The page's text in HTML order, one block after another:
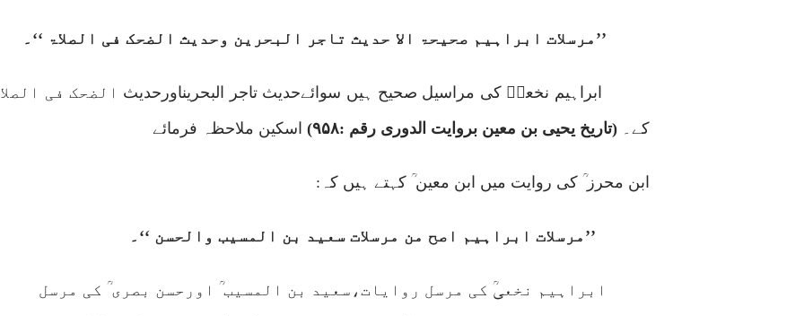
’’ مرسلات ابراہیم صحیحۃ الا حدیث تاجر البحرین وحدیث الضحک فی الصلاۃ ‘‘۔
ابراہیم نخعیؒ کی مراسیل صحیح ہیں سوائےحدیثتاجر البحریناورحدیث الضحک فی
کے۔ (تاریخ یحیی بن معین بروایت الدوری رقم :۹۵۸) اسکین ملاحظہ فرمائے
ابن محرز ؒ کی روایت میں ابن معین ؒ کہتے ہیں کہ:
’’مرسلات ابراہیم اصح من مرسلات سعید بن المسیب والحسن ‘‘۔
ابراہیم نخعیؒ کی مرسل روایات،سعید بن المسیب ؒ اورحسن بصری ؒ کی مرسل